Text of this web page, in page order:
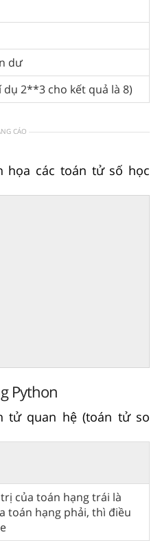
dư
dụ 2**3 cho kết quả là 8)
CÁO
họa các toán tử số học
Python
tử quan hệ (toán tử so
của toán hạng trái là
toán hạng phải, thì điều